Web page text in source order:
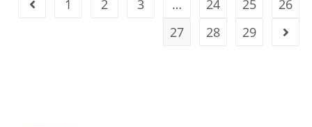
1 2 3 … 24 25
26
27
28 29